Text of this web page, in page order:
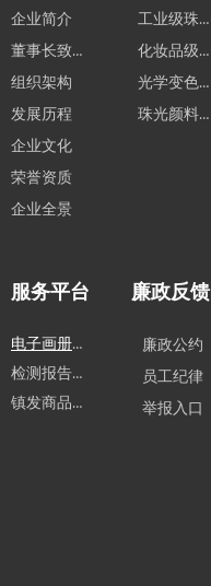
企业简介
董事长致辞
组织架构
发展历程
企业文化
荣誉资质
企业全景
工业级珠光颜料系列
化妆品级珠光颜料系列
光学变色材料系列系列
珠光颜料应用领域
服务平台
电子画册下载
检测报告下载
镇发商品购买
廉政反馈
廉政公约
员工纪律
举报入口